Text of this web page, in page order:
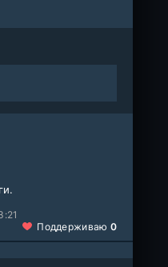
Поддерживаю 0